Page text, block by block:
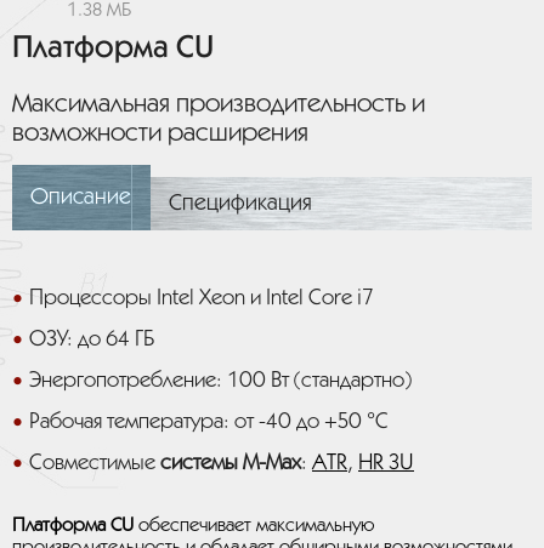
1.38 МБ
Платформа CU
Максимальная производительность и
возможности расширения
Описание Спецификация
Процессоры Intel Xeon и Intel Core i7
ОЗУ: до 64 ГБ
Энергопотребление: 100 Вт (стандартно)
Рабочая температура: от -40 до +50 °C
Совместимые системы M-Max: ATR, HR 3U
Платформа CU обеспечивает максимальную